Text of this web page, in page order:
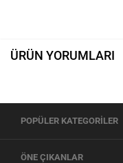
ÜRÜN YORUMLARI
POPÜLER KATEGORİLER
ÖNE ÇIKANLAR